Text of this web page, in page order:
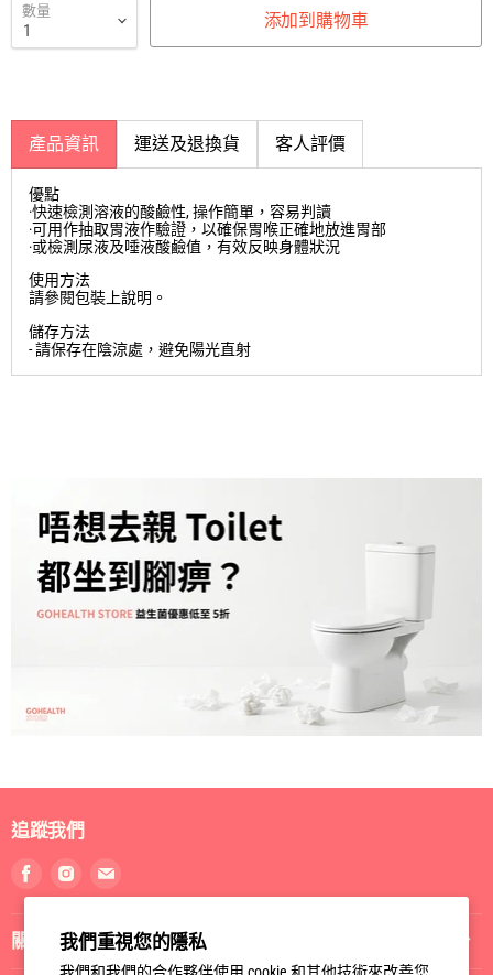
我們重視您的隱私
數量 添加到購物車
產品資訊 運送及退換貨 客人評價
優點
·快速檢測溶液的酸鹼性, 操作簡單，容易判讀
·可用作抽取胃液作驗證，以確保胃喉正確地放進胃部
·或檢測尿液及唾液酸鹼值，有效反映身體狀況
使用方法
請參閱包裝上說明。
儲存方法
- 請保存在陰涼處，避免陽光直射
追蹤我們
到
Facebook
到
們
Instagram
到
們
電
關於我們